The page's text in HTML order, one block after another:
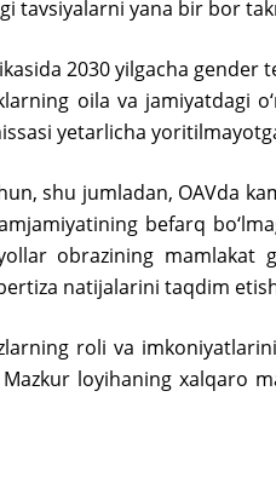
tavsiyalarni yana bir bor
2030 yilgacha
oila va jamiyatdagi
yetarlicha
shu jumladan, OAVda
befarq
obrazining mamlakat
natijalarini taqdim
roli va
loyihaning xalqaro